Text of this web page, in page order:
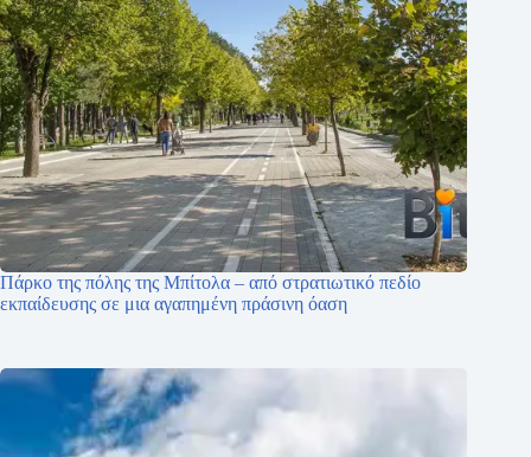
Πάρκο της πόλης της Μπίτολα – από στρατιωτικό πεδίο
εκπαίδευσης σε μια αγαπημένη πράσινη όαση